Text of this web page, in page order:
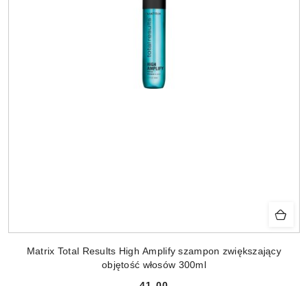
Matrix Total Results High Amplify szampon zwiększający
objętość włosów 300ml